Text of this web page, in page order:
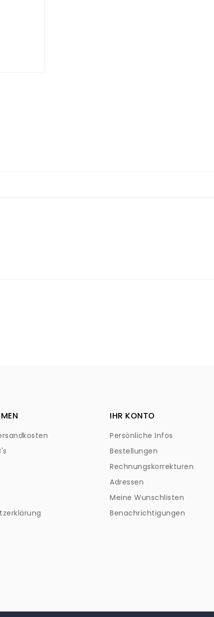
IHR KONTO
Persönliche Infos
Bestellungen
Rechnungskorrekturen
Adressen
Meine Wunschlisten
Benachrichtigungen